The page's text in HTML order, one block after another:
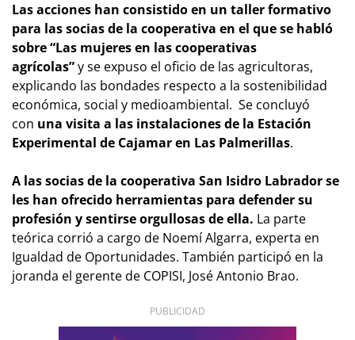
Las acciones han consistido en un taller formativo
para las socias de la cooperativa en el que se habló
sobre “Las mujeres en las cooperativas
agrícolas”y se expuso el oficio de las agricultoras,
explicando las bondades respecto a la sostenibilidad
económica, social y medioambiental. Se concluyó
con una visita a las instalaciones de la Estación
Experimental de Cajamar en Las Palmerillas.
A las socias de la cooperativa San Isidro Labrador se
les han ofrecido herramientas para defender su
profesión y sentirse orgullosas de ella. La parte
teórica corrió a cargo de Noemí Algarra, experta en
Igualdad de Oportunidades. También participó en la
joranda el gerente de COPISI, José Antonio Brao.
PUBLICIDAD